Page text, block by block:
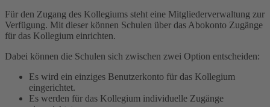
Für den Zugang des Kollegiums steht eine Mitgliederverwaltung zur
Verfügung. Mit dieser können Schulen über das Abokonto Zugänge
für das Kollegium einrichten.
Dabei können die Schulen sich zwischen zwei Option entscheiden:
Es wird ein einziges Benutzerkonto für das Kollegium
eingerichtet.
Es werden für das Kollegium individuelle Zugänge